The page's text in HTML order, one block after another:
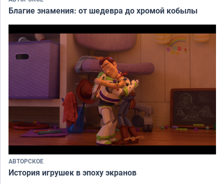
Благие знамения: от шедевра до хромой кобылы
АВТОРСКОЕ
История игрушек в эпоху экранов